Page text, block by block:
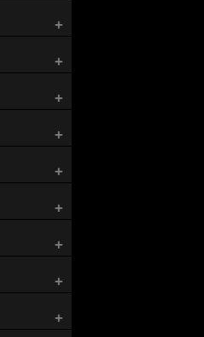
+
+
+
+
+
+
+
+
+